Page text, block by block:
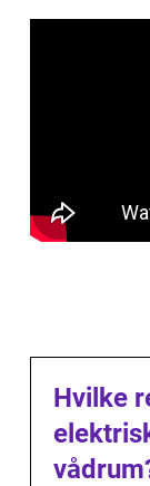
Hvilke